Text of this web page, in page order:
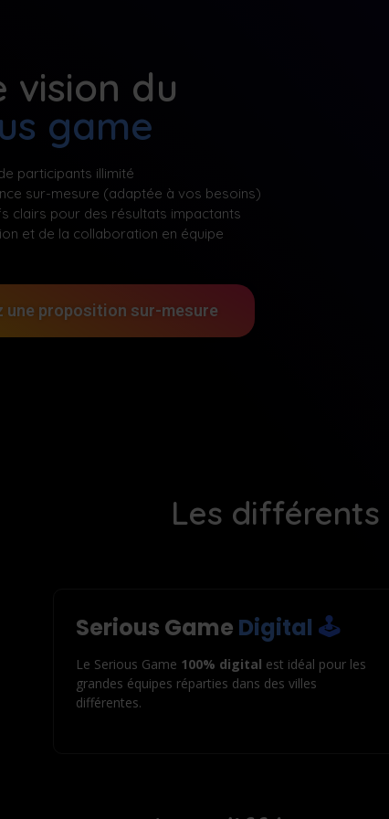
vision du
game
participants illimité
sur-mesure (adaptée à vos besoins)
clairs pour des résultats impactants
et de la collaboration en équipe
une proposition sur-mesure
Les différents
Serious Game Digital 🕹️
Le Serious Game 100% digital est idéal pour les
grandes équipes réparties dans des villes
différentes.